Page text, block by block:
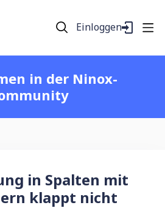
Einloggen
in der Ninox-
in Spalten mit
klappt nicht